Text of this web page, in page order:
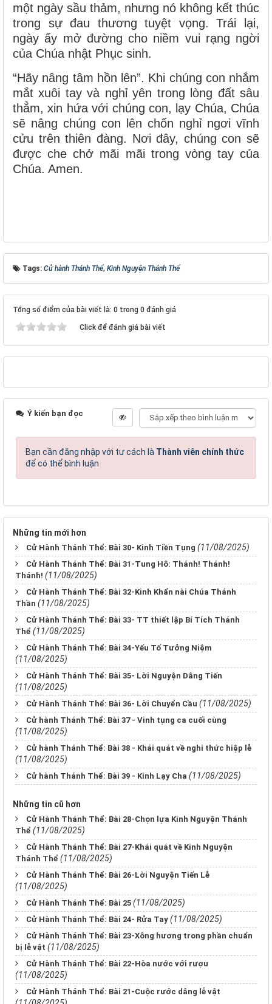
một ngày sầu thảm, nhưng nó không kết thúc
trong sự đau thương tuyệt vọng. Trái lại,
ngày ấy mở đường cho niềm vui rạng ngời
của Chúa nhật Phục sinh.
“Hãy nâng tâm hồn lên”. Khi chúng con nhắm
mắt xuôi tay và nghỉ yên trong lòng đất sâu
thẳm, xin hứa với chúng con, lạy Chúa, Chúa
sẽ nâng chúng con lên chốn nghỉ ngơi vĩnh
cửu trên thiên đàng. Nơi đây, chúng con sẽ
được che chở mãi mãi trong vòng tay của
Chúa. Amen.
Tags: Cử hành Thánh Thể, Kinh Nguyện Thánh Thể
Tổng số điểm của bài viết là: 0 trong 0 đánh giá
Click để đánh giá bài viết
Ý kiến bạn đọc
Bạn cần đăng nhập với tư cách là Thành viên chính thức
để có thể bình luận
Những tin mới hơn
Cử Hành Thánh Thể: Bài 30- Kinh Tiền Tụng (11/08/2025)
Cử Hành Thánh Thể: Bài 31-Tung Hô: Thánh! Thánh!
Thánh! (11/08/2025)
Cử Hành Thánh Thể: Bài 32-Kinh Khẩn nài Chúa Thánh
Thần (11/08/2025)
Cử Hành Thánh Thể: Bài 33- TT thiết lập Bí Tích Thánh
Thể (11/08/2025)
Cử Hành Thánh Thể: Bài 34-Yếu Tố Tưởng Niệm
(11/08/2025)
Cử Hành Thánh Thể: Bài 35- Lời Nguyện Dâng Tiến
(11/08/2025)
Cử Hành Thánh Thể: Bài 36- Lời Chuyển Cầu (11/08/2025)
Cử hành Thánh Thể: Bài 37 - Vinh tụng ca cuối cùng
(11/08/2025)
Cử hành Thánh Thể: Bài 38 - Khái quát về nghi thức hiệp lễ
(11/08/2025)
Cử hành Thánh Thể: Bài 39 - Kinh Lạy Cha (11/08/2025)
Những tin cũ hơn
Cử Hành Thánh Thể: Bài 28-Chọn lựa Kinh Nguyện Thánh
Thể (11/08/2025)
Cử Hành Thánh Thể: Bài 27-Khái quát về Kinh Nguyện
Thánh Thể (11/08/2025)
Cử Hành Thánh Thể: Bài 26-Lời Nguyện Tiến Lễ
(11/08/2025)
Cử Hành Thánh Thể: Bài 25 (11/08/2025)
Cử Hành Thánh Thể: Bài 24- Rửa Tay (11/08/2025)
Cử Hành Thánh Thể: Bài 23-Xông hương trong phần chuẩn
bị lễ vật (11/08/2025)
Cử Hành Thánh Thể: Bài 22-Hòa nước với rượu
(11/08/2025)
Cử Hành Thánh Thể: Bài 21-Cuộc rước dâng lễ vật